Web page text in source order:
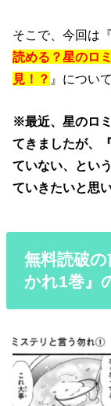
そこで、今回は『
読める？星のロ
見！？ 』につい
※最近、星のロ
てきましたが、
ていない、とい
ていきたいと思い
無料読破
かれ1巻』